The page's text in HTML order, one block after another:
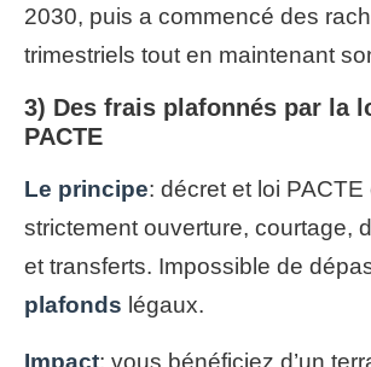
2030, puis a commencé des
trimestriels tout en maintenant
3) Des frais plafonnés par la
PACTE
Le principe: décret et loi
strictement ouverture, courtage,
et transferts. Impossible de
plafonds légaux.
Impact: vous bénéficiez d’un